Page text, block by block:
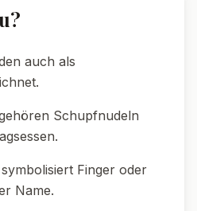
auch als
Schupfnudeln
Finger oder
Name.